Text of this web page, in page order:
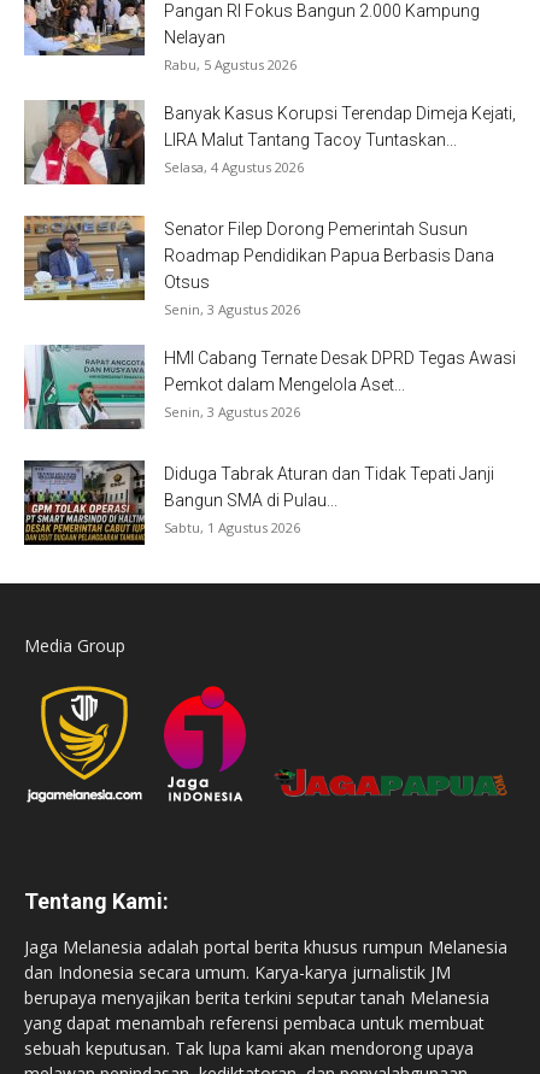
Pangan RI Fokus Bangun 2.000 Kampung
Nelayan
Rabu, 5 Agustus 2026
Banyak Kasus Korupsi Terendap Dimeja Kejati,
LIRA Malut Tantang Tacoy Tuntaskan...
Selasa, 4 Agustus 2026
Senator Filep Dorong Pemerintah Susun
Roadmap Pendidikan Papua Berbasis Dana
Otsus
Senin, 3 Agustus 2026
HMI Cabang Ternate Desak DPRD Tegas Awasi
Pemkot dalam Mengelola Aset...
Senin, 3 Agustus 2026
Diduga Tabrak Aturan dan Tidak Tepati Janji
Bangun SMA di Pulau...
Sabtu, 1 Agustus 2026
Media Group
Tentang Kami:
Jaga Melanesia adalah portal berita khusus rumpun Melanesia
dan Indonesia secara umum. Karya-karya jurnalistik JM
berupaya menyajikan berita terkini seputar tanah Melanesia
yang dapat menambah referensi pembaca untuk membuat
sebuah keputusan. Tak lupa kami akan mendorong upaya